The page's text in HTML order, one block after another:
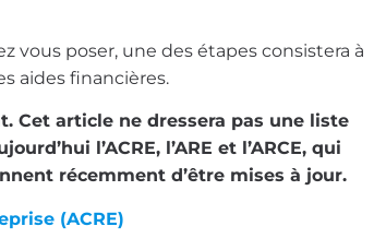
vous poser, une des étapes consistera à
aides financières.
Cet article ne dressera pas une liste
l’ACRE, l’ARE et l’ARCE, qui
récemment d’être mises à jour.
(ACRE)